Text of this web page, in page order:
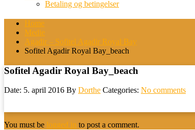
Betaling og betingelser
Home
Medie
Agadir – Sofitel Agadir Royal Bay
Sofitel Agadir Royal Bay_beach
Sofitel Agadir Royal Bay_beach
Date: 5. april 2016 By Dorthe Categories: No comments
You must be logged in to post a comment.